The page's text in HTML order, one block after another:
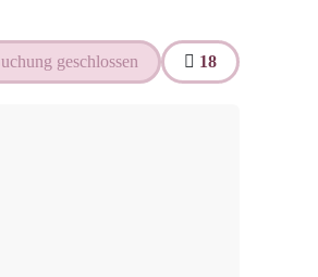
geschlossen 18